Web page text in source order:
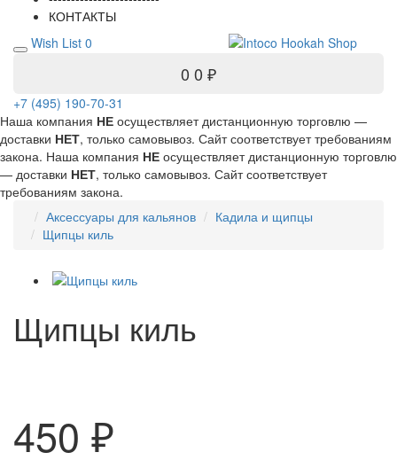
КОНТАКТЫ
Wish List 0
0 0 ₽
+7 (495) 190-70-31
Наша компания НЕ осуществляет дистанционную торговлю —
доставки НЕТ, только самовывоз. Сайт соответствует требованиям
закона. Наша компания НЕ осуществляет дистанционную торговлю
— доставки НЕТ, только самовывоз. Сайт соответствует
требованиям закона.
Аксессуары для кальянов
Кадила и щипцы
Щипцы киль
Щипцы киль
450 ₽